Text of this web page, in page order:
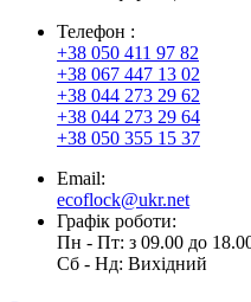
Телефон :
+38 050 411 97 82
+38 067 447 13 02
+38 044 273 29 62
+38 044 273 29 64
+38 050 355 15 37
Email:
ecoflock@ukr.net
Графік роботи:
Пн - Пт: з 09.00 до
Cб - Нд: Вихідний